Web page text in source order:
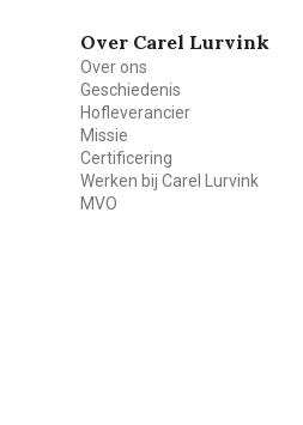
Over Carel Lurvink
Over ons
Geschiedenis
Hofleverancier
Missie
Certificering
Werken bij Carel Lurvink
MVO